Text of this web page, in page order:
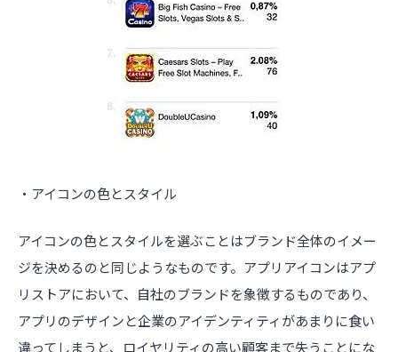
・アイコンの色とスタイル
アイコンの色とスタイルを選ぶことはブランド全体のイメー
ジを決めるのと同じようなものです。アプリアイコンはアプ
リストアにおいて、自社のブランドを象徴するものであり、
アプリのデザインと企業のアイデンティティがあまりに食い
違ってしまうと、ロイヤリティの高い顧客まで失うことにな